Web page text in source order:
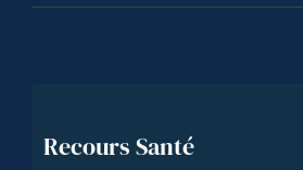
Recours Santé